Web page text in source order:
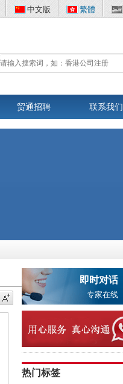
中文版 繁體
贸通招聘 联系我们
即时对话
专家在线
热门标签